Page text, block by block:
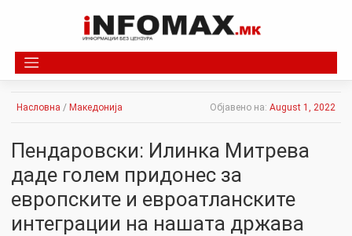
Насловна / Македонија Објавено на: August 1, 2022
Пендаровски: Илинка Митрева
даде голем придонес за
европските и евроатланските
интеграции на нашата држава